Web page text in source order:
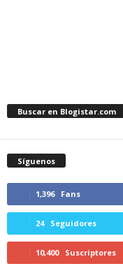
Buscar en Blogistar.com
Síguenos
1,396 Fans
24 Seguidores
10,400 Suscriptores